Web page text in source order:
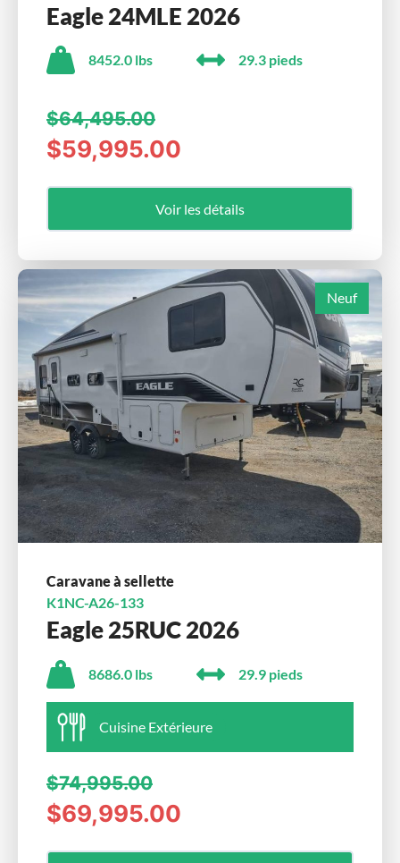
Eagle 24MLE 2026
8452.0 lbs 29.3 pieds
$64,495.00
$59,995.00
Voir les détails
Neuf
Caravane à sellette
K1NC-A26-133
Eagle 25RUC 2026
8686.0 lbs 29.9 pieds
Cuisine Extérieure
$74,995.00
$69,995.00